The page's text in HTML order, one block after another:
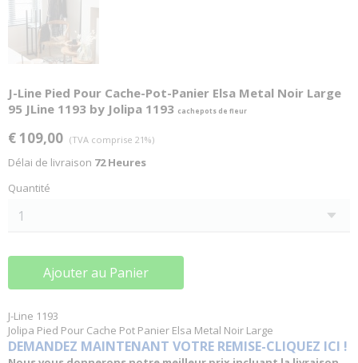
J-Line Pied Pour Cache-Pot-Panier Elsa Metal Noir Large
95 JLine 1193 by Jolipa 1193 cachepots de fleur
€ 109,00 (TVA comprise 21%)
Délai de livraison 72 Heures
Quantité
Ajouter au Panier
J-Line 1193
Jolipa Pied Pour Cache Pot Panier Elsa Metal Noir Large
DEMANDEZ MAINTENANT VOTRE REMISE-CLIQUEZ ICI !